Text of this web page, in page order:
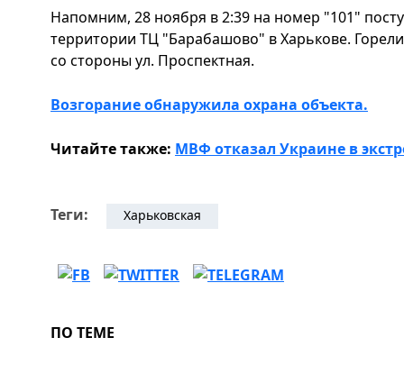
Напомним, 28 ноября в 2:39 на номер "101"
территории ТЦ "Барабашово" в Харькове.
со стороны ул. Проспектная.
Возгорание обнаружила охрана объекта.
Читайте также: МВФ отказал Украине в
Теги: Харьковская
ПО ТЕМЕ